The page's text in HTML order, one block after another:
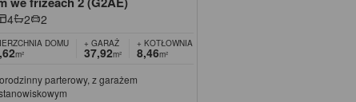
4 2 2
DOMU
m²
+ GARAŻ
37,92m²
+ KOTŁOWNIA
8,46m²
parterowy, z garażem